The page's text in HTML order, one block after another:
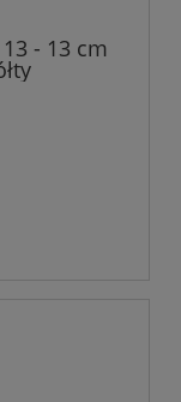
- 13 cm